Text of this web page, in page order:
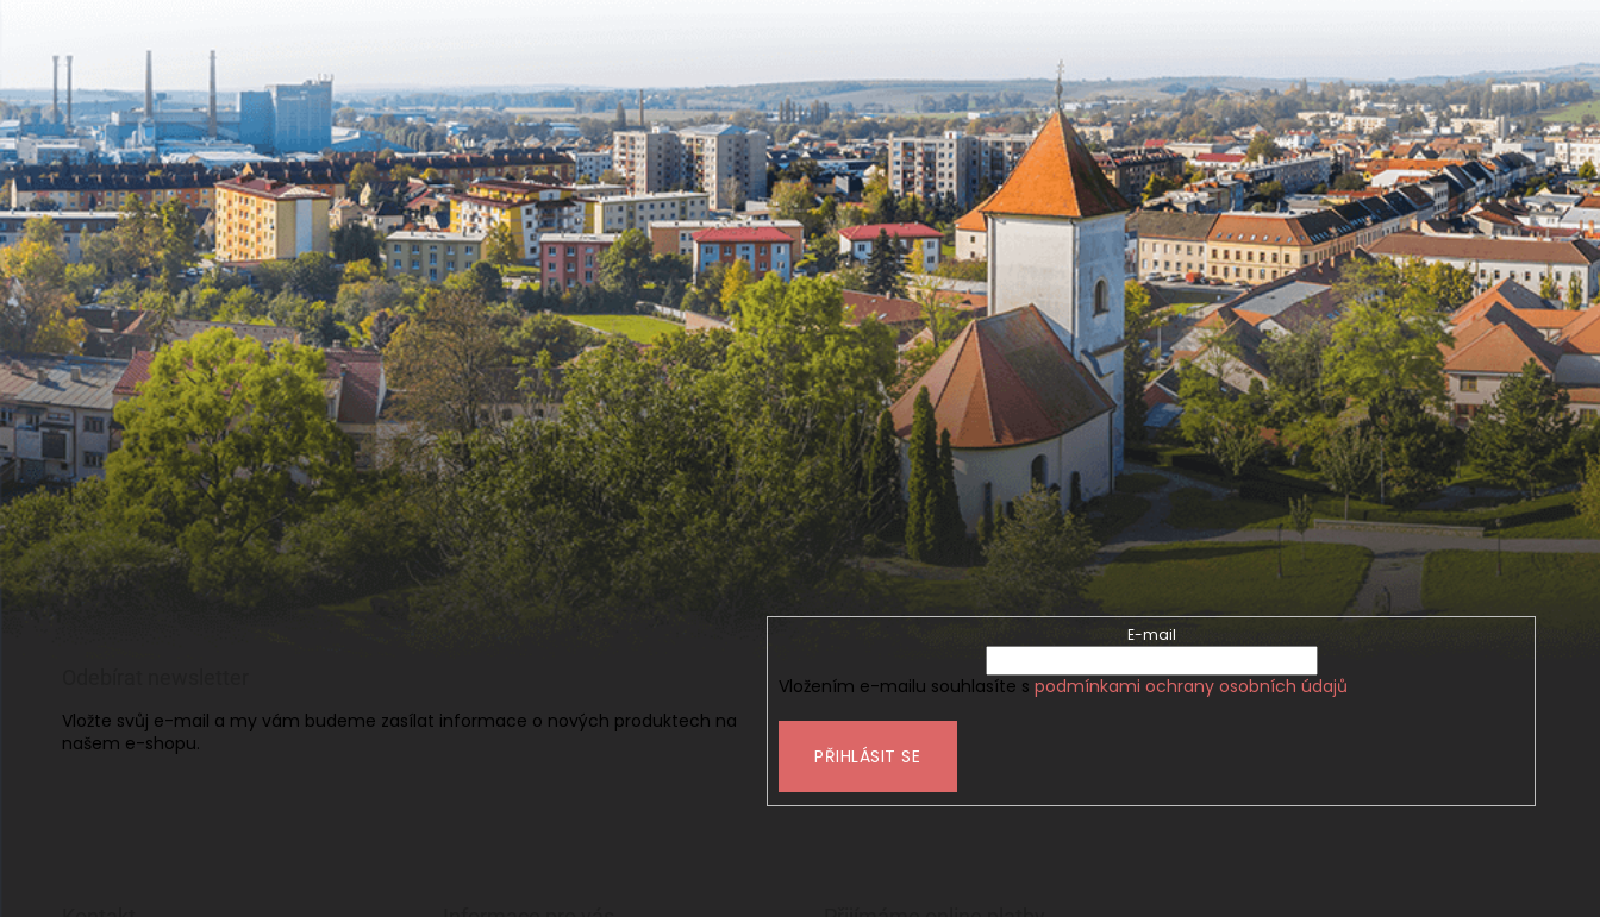
Vložte svůj e-mail a my vám budeme zasílat informace o nových produktech na
našem e-shopu.
E-mail
Vložením e-mailu souhlasíte s podmínkami ochrany osobních údajů
PŘIHLÁSIT SE